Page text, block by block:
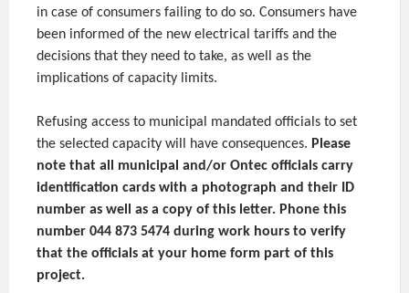
in case of consumers failing to do so. Consumers have
been informed of the new electrical tariffs and the
decisions that they need to take, as well as the
implications of capacity limits.
Refusing access to municipal mandated officials to set
the selected capacity will have consequences. Please
note that all municipal and/or Ontec officials carry
identification cards with a photograph and their ID
number as well as a copy of this letter. Phone this
number 044 873 5474 during work hours to verify
that the officials at your home form part of this
project.